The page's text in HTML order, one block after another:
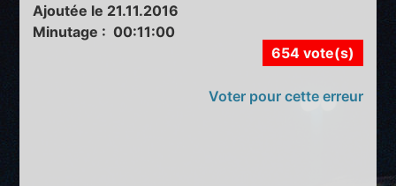
Ajoutée le 21.11.2016
Minutage : 00:11:00
654 vote(s)
Voter pour cette erreur